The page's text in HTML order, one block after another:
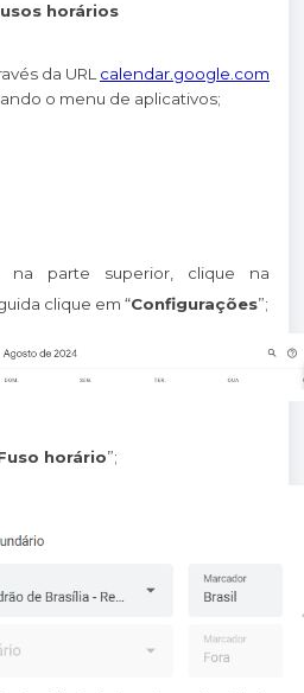
horários
da URL calendar.google.com
o menu de aplicativos;
parte superior, clique na
clique em “Configurações”;
horário”;